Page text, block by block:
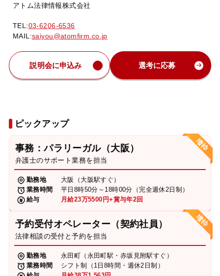
アトム法律情報株式会社
TEL:03-6206-6536
MAIL:saiyou@atomfirm.co.jp
説明会に申込み 選考に応募
ピックアップ
事務：パラリーガル（大阪）
弁護士のサポート業務を担当
勤務地
大阪（大阪駅すぐ）
業務時間
平日8時50分～18時00分（完全週休2日制）
給与
月給23万5500円+賞与年2回
予約受付オペレーター（契約社員）
法律相談の受付と予約を担当
勤務地
永田町（永田町駅・赤坂見附駅すぐ）
業務時間
シフト制（1日8時間・週休2日制）